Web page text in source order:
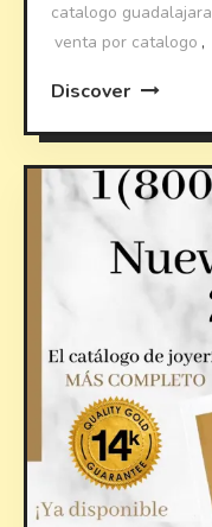
catalogo guadalajara
venta por catalogo ,
Discover